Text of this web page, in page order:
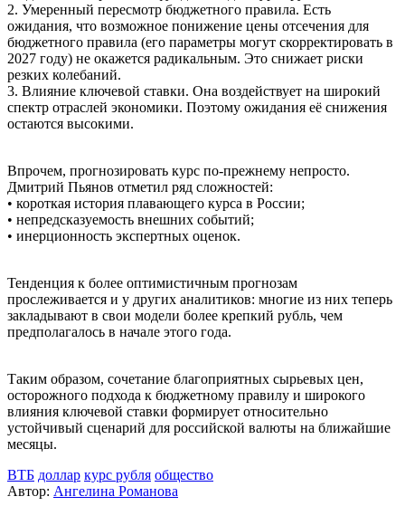
2. Умеренный пересмотр бюджетного правила. Есть
ожидания, что возможное понижение цены отсечения для
бюджетного правила (его параметры могут скорректировать в
2027 году) не окажется радикальным. Это снижает риски
резких колебаний.
3. Влияние ключевой ставки. Она воздействует на широкий
спектр отраслей экономики. Поэтому ожидания её снижения
остаются высокими.
Впрочем, прогнозировать курс по‑прежнему непросто.
Дмитрий Пьянов отметил ряд сложностей:
• короткая история плавающего курса в России;
• непредсказуемость внешних событий;
• инерционность экспертных оценок.
Тенденция к более оптимистичным прогнозам
прослеживается и у других аналитиков: многие из них теперь
закладывают в свои модели более крепкий рубль, чем
предполагалось в начале этого года.
Таким образом, сочетание благоприятных сырьевых цен,
осторожного подхода к бюджетному правилу и широкого
влияния ключевой ставки формирует относительно
устойчивый сценарий для российской валюты на ближайшие
месяцы.
ВТБ доллар курс рубля общество
Автор: Ангелина Романова